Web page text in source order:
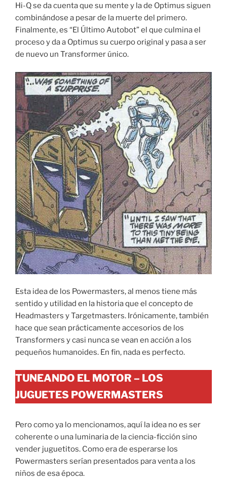
Hi-Q se da cuenta que su mente y la de Optimus siguen
combinándose a pesar de la muerte del primero.
Finalmente, es “El Último Autobot” el que culmina el
proceso y da a Optimus su cuerpo original y pasa a ser
de nuevo un Transformer único.
Esta idea de los Powermasters, al menos tiene más
sentido y utilidad en la historia que el concepto de
Headmasters y Targetmasters. Irónicamente, también
hace que sean prácticamente accesorios de los
Transformers y casi nunca se vean en acción a los
pequeños humanoides. En fin, nada es perfecto.
TUNEANDO EL MOTOR – LOS
JUGUETES POWERMASTERS
Pero como ya lo mencionamos, aquí la idea no es ser
coherente o una luminaria de la ciencia-ficción sino
vender juguetitos. Como era de esperarse los
Powermasters serían presentados para venta a los
niños de esa época.